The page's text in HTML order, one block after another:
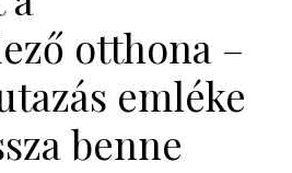
WEBSHOP
otthona –
emléke
benne